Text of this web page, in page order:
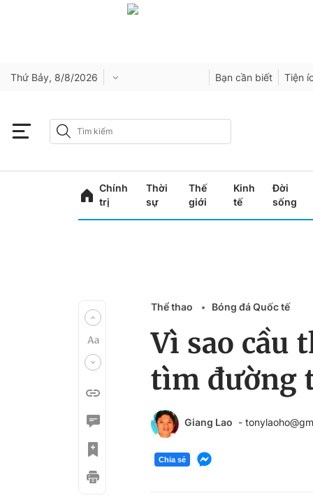
Thứ Bảy, 8/8/2026 Bạn cần biết Tiện
Chính
trị
Thời
sự
Thế
giới
Kinh
tế
Đời
sống
Thể thao Bóng đá Quốc tế
Vì sao cầu
tìm đường
Giang Lao -
Chia sẻ